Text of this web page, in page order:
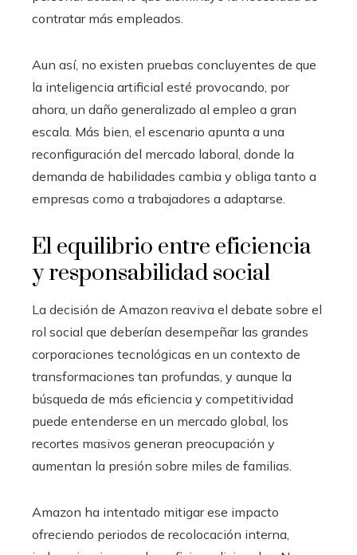
contratar más empleados.
Aun así, no existen pruebas concluyentes de que
la inteligencia artificial esté provocando, por
ahora, un daño generalizado al empleo a gran
escala. Más bien, el escenario apunta a una
reconfiguración del mercado laboral, donde la
demanda de habilidades cambia y obliga tanto a
empresas como a trabajadores a adaptarse.
El equilibrio entre eficiencia
y responsabilidad social
La decisión de Amazon reaviva el debate sobre el
rol social que deberían desempeñar las grandes
corporaciones tecnológicas en un contexto de
transformaciones tan profundas, y aunque la
búsqueda de más eficiencia y competitividad
puede entenderse en un mercado global, los
recortes masivos generan preocupación y
aumentan la presión sobre miles de familias.
Amazon ha intentado mitigar ese impacto
ofreciendo periodos de recolocación interna,